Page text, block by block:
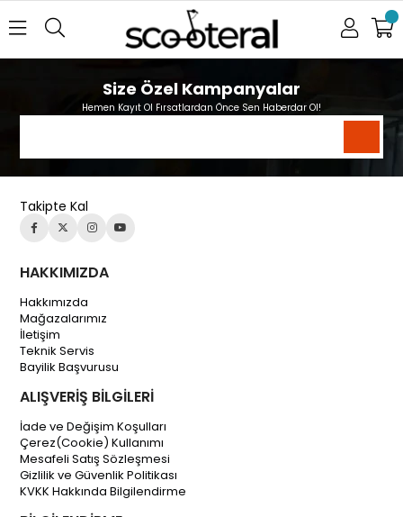
Size Özel Kampanyalar
Hemen Kayıt Ol Fırsatlardan Önce Sen Haberdar Ol!
Takipte Kal
HAKKIMIZDA
Hakkımızda
Mağazalarımız
İletişim
Teknik Servis
Bayilik Başvurusu
ALIŞVERİŞ BİLGİLERİ
İade ve Değişim Koşulları
Çerez(Cookie) Kullanımı
Mesafeli Satış Sözleşmesi
Gizlilik ve Güvenlik Politikası
KVKK Hakkında Bilgilendirme